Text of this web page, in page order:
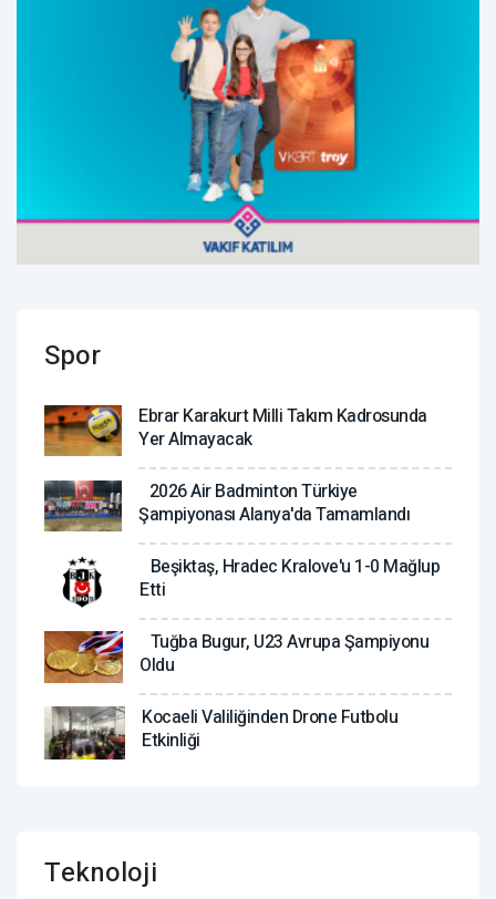
Spor
Ebrar Karakurt Milli Takım Kadrosunda
Yer Almayacak
2026 Air Badminton Türkiye
Şampiyonası Alanya'da Tamamlandı
Beşiktaş, Hradec Kralove'u 1-0 Mağlup
Etti
Tuğba Bugur, U23 Avrupa Şampiyonu
Oldu
Kocaeli Valiliğinden Drone Futbolu
Etkinliği
Teknoloji